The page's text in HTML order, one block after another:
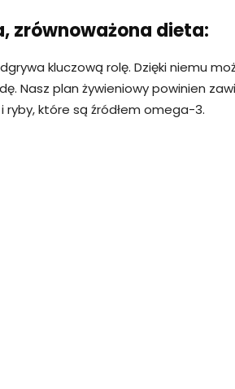
zrównoważona dieta:
kluczową rolę. Dzięki niemu
Nasz plan żywieniowy powinien
ryby, które są źródłem omega-3.